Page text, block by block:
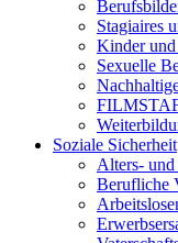
Stagiaires
Kinder und
Sexuelle
Soziale Sicherheit
Alters-
Berufliche